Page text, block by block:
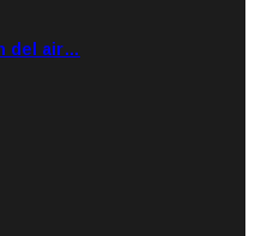
del air…